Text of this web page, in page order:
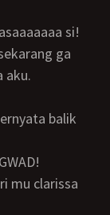
ga
aku.
mu clarissa